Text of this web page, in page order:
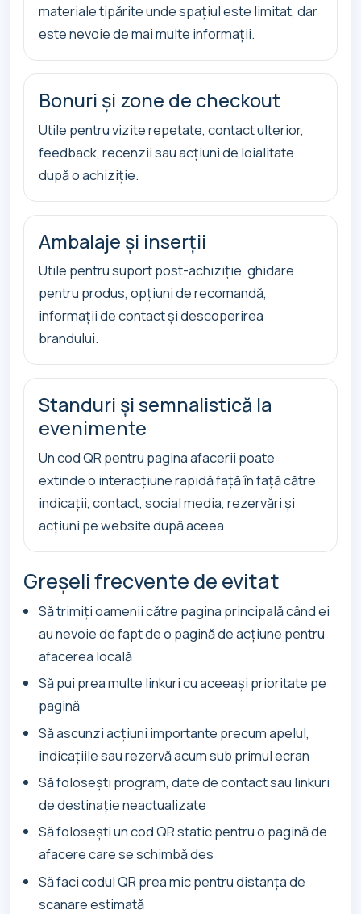
materiale tipărite unde spațiul este limitat, dar
este nevoie de mai multe informații.
Bonuri și zone de checkout
Utile pentru vizite repetate, contact ulterior,
feedback, recenzii sau acțiuni de loialitate
după o achiziție.
Ambalaje și inserții
Utile pentru suport post-achiziție, ghidare
pentru produs, opțiuni de recomandă,
informații de contact și descoperirea
brandului.
Standuri și semnalistică la
evenimente
Un cod QR pentru pagina afacerii poate
extinde o interacțiune rapidă față în față către
indicații, contact, social media, rezervări și
acțiuni pe website după aceea.
Greșeli frecvente de evitat
Să trimiți oamenii către pagina principală când ei
au nevoie de fapt de o pagină de acțiune pentru
afacerea locală
Să pui prea multe linkuri cu aceeași prioritate pe
pagină
Să ascunzi acțiuni importante precum apelul,
indicațiile sau rezervă acum sub primul ecran
Să folosești program, date de contact sau linkuri
de destinație neactualizate
Să folosești un cod QR static pentru o pagină de
afacere care se schimbă des
Să faci codul QR prea mic pentru distanța de
scanare estimată